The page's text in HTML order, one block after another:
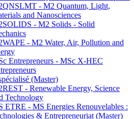
- M2 Quantum, Light,
and Nanosciences
- M2 Solids - Solid
- M2 Water, Air, Pollution and
Entrepreneurs - MSc X-HEC
(Master)
- Renewable Energy, Science
Technology
ETRE - MS Energies Renouvelables :
& Entrepreneuriat (Master)